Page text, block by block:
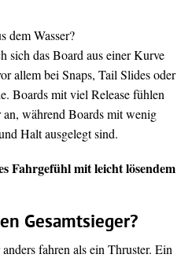
dem Wasser?
sich das Board aus einer Kurve
allem bei Snaps, Tail Slides oder
Boards mit viel Release fühlen
während Boards mit wenig
Halt ausgelegt sind.
Fahrgefühl mit leicht lösendem
Gesamtsieger?
fahren als ein Thruster. Ein